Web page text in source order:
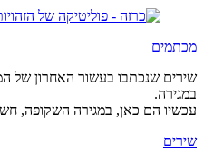
מכתמים
שירים שנכתבו בעשור האחרון של
במגירה.
עכשיו הם כאן, במגירה השקופה,
שירים